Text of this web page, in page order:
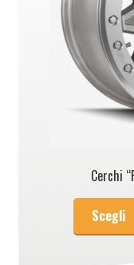
Cerchi
Scegli